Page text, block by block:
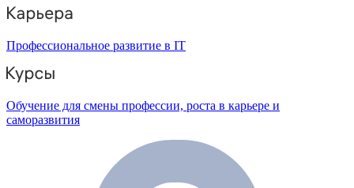
Профессиональное развитие в IT
Обучение для смены профессии, роста в карьере и
саморазвития